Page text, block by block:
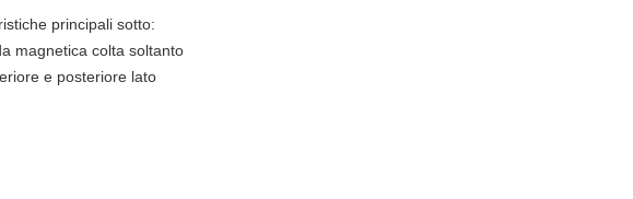
principali sotto:
magnetica colta soltanto
e posteriore lato